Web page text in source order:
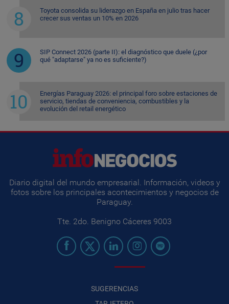
Toyota consolida su liderazgo en España en julio tras hacer
crecer sus ventas un 10% en 2026
SIP Connect 2026 (parte II): el diagnóstico que duele (¿por
qué "adaptarse" ya no es suficiente?)
Energías Paraguay 2026: el principal foro sobre estaciones de
servicio, tiendas de conveniencia, combustibles y la
evolución del retail energético
Diario digital del mundo empresarial. Información, videos y
fotos sobre los principales acontecimientos y negocios de
Paraguay.
Tte. 2do. Benigno Cáceres 9003
SUGERENCIAS